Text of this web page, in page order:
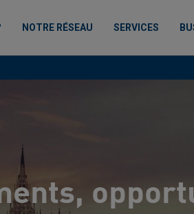
NOTRE RÉSEAU SERVICES